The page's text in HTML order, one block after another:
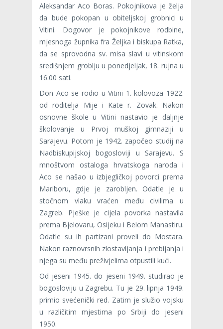
Aleksandar Aco Boras. Pokojnikova je želja
da bude pokopan u obiteljskoj grobnici u
Vitini. Dogovor je pokojnikove rodbine,
mjesnoga župnika fra Željka i biskupa Ratka,
da se sprovodna sv. misa slavi u vitinskom
središnjem groblju u ponedjeljak, 18. rujna u
16.00 sati.
Don Aco se rodio u Vitini 1. kolovoza 1922.
od roditelja Mije i Kate r. Zovak. Nakon
osnovne škole u Vitini nastavio je daljnje
školovanje u Prvoj muškoj gimnaziji u
Sarajevu. Potom je 1942. započeo studij na
Nadbiskupijskoj bogosloviji u Sarajevu. S
mnoštvom ostaloga hrvatskoga naroda i
Aco se našao u izbjegličkoj povorci prema
Mariboru, gdje je zarobljen. Odatle je u
stočnom vlaku vraćen među civilima u
Zagreb. Pješke je cijela povorka nastavila
prema Bjelovaru, Osijeku i Belom Manastiru.
Odatle su ih partizani proveli do Mostara.
Nakon raznovrsnih zlostavljanja i prebijanja i
njega su među preživjelima otpustili kući.
Od jeseni 1945. do jeseni 1949. studirao je
bogosloviju u Zagrebu. Tu je 29. lipnja 1949.
primio svećenički red. Zatim je služio vojsku
u različitim mjestima po Srbiji do jeseni
1950.